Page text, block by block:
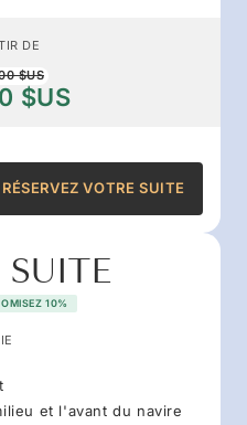
DE
$US
$US
RÉSERVEZ VOTRE SUITE
10%
et l'avant du navire